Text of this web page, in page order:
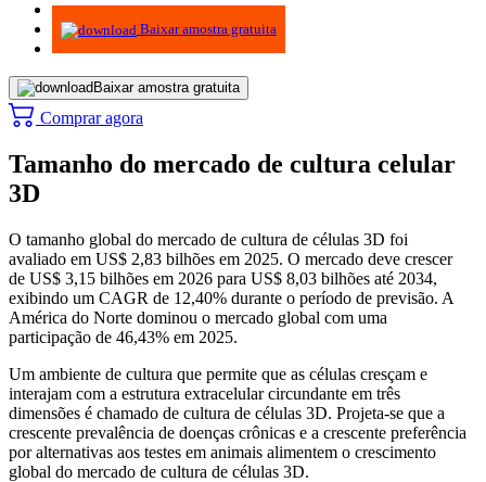
Infográficos
Baixar amostra gratuita
Baixar amostra gratuita
Comprar agora
Tamanho do mercado de cultura celular
3D
O tamanho global do mercado de cultura de células 3D foi
avaliado em US$ 2,83 bilhões em 2025. O mercado deve crescer
de US$ 3,15 bilhões em 2026 para US$ 8,03 bilhões até 2034,
exibindo um CAGR de 12,40% durante o período de previsão. A
América do Norte dominou o mercado global com uma
participação de 46,43% em 2025.
Um ambiente de cultura que permite que as células cresçam e
interajam com a estrutura extracelular circundante em três
dimensões é chamado de cultura de células 3D. Projeta-se que a
crescente prevalência de doenças crônicas e a crescente preferência
por alternativas aos testes em animais alimentem o crescimento
global do mercado de cultura de células 3D.